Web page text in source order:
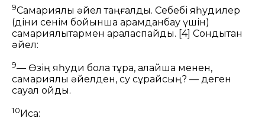
9Самариялық әйел таңғалды. Себебі яһудилер
(діни сенім бойынша арамданбау үшін)
самариялықтармен араласпайды. [4] Сондықтан
әйел:
9— Өзің яһуди бола тұра, қалайша менен,
самариялық әйелден, су сұрайсың? — деген
сауал қойды.
10 Иса: